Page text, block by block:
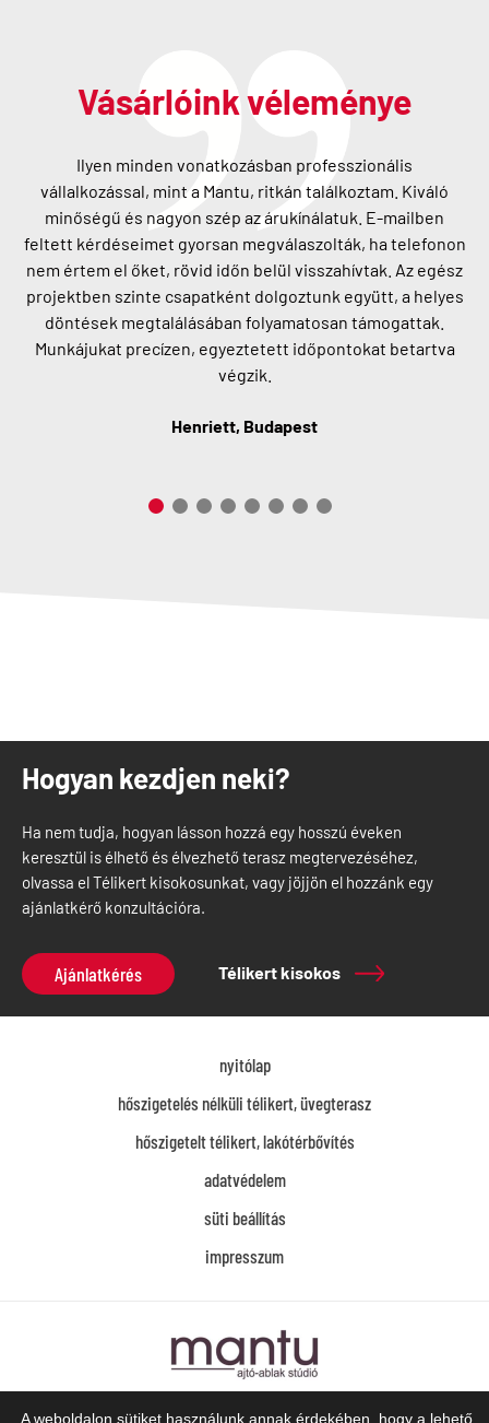
Vásárlóink véleménye
Ilyen minden vonatkozásban professzionális
vállalkozással, mint a Mantu, ritkán találkoztam. Kiváló
minőségű és nagyon szép az árukínálatuk. E-mailben
feltett kérdéseimet gyorsan megválaszolták, ha telefonon
nem értem el őket, rövid időn belül visszahívtak. Az egész
projektben szinte csapatként dolgoztunk együtt, a helyes
döntések megtalálásában folyamatosan támogattak.
Munkájukat precízen, egyeztetett időpontokat betartva
végzik.
Henriett, Budapest
Hogyan kezdjen neki?
Ha nem tudja, hogyan lásson hozzá egy hosszú éveken
keresztül is élhető és élvezhető terasz megtervezéséhez,
olvassa el Télikert kisokosunkat, vagy jöjjön el hozzánk egy
ajánlatkérő konzultációra.
Ajánlatkérés Télikert kisokos
nyitólap
hőszigetelés nélküli télikert, üvegterasz
hőszigetelt télikert, lakótérbővítés
adatvédelem
süti beállítás
impresszum
Mantu Ajtó-Ablak Stúdió
A weboldalon sütiket használunk annak érdekében, hogy a lehető